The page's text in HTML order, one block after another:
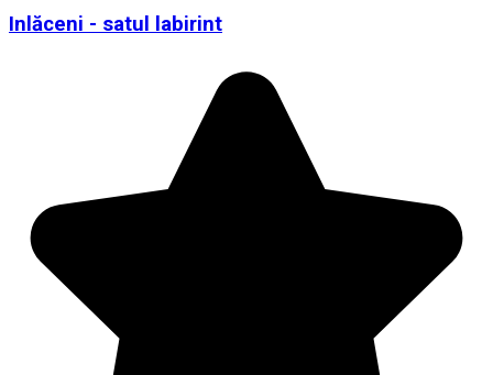
Inlăceni - satul labirint